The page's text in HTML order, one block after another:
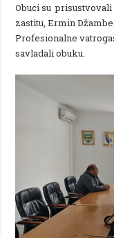
Obuci su
zastitu, Ermin
Profesionalne
savladali obuku.